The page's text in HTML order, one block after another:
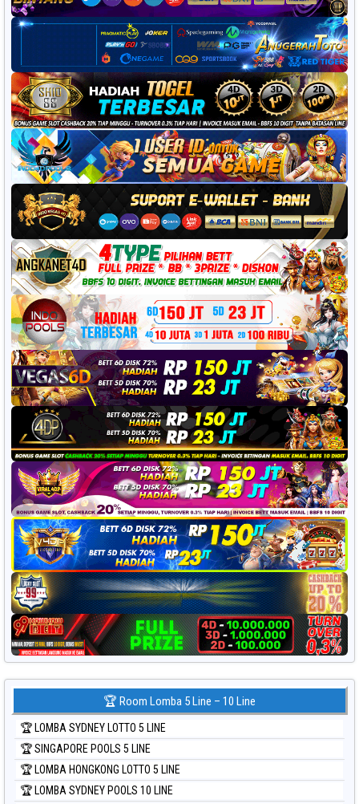
🏆 Room Lomba 5 Line – 10 Line
🏆 LOMBA SYDNEY LOTTO 5 LINE
🏆 SINGAPORE POOLS 5 LINE
🏆 LOMBA HONGKONG LOTTO 5 LINE
🏆 LOMBA SYDNEY POOLS 10 LINE